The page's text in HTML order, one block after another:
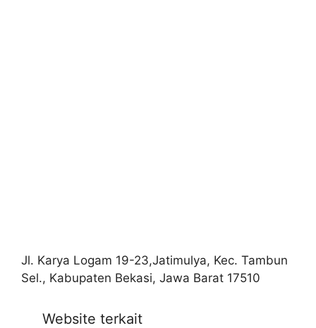
Jl. Karya Logam 19-23,Jatimulya, Kec. Tambun
Sel., Kabupaten Bekasi, Jawa Barat 17510
Website terkait